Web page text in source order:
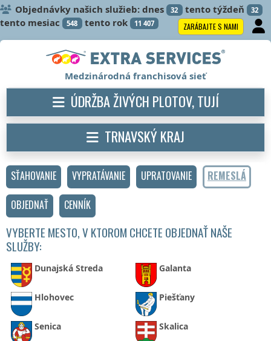
Objednávky našich služieb: dnes 32 tento týždeň 32
tento mesiac 548 tento rok 11 407 ZARÁBAJTE S NAMI
SŤAHOVANIE VYPRATÁVANIE UPRATOVANIE
REMESLÁ
OBJEDNAŤ
CENNÍK
VYBERTE MESTO, V KTOROM CHCETE OBJEDNAŤ NAŠE
SLUŽBY:
Dunajská Streda Galanta
Hlohovec Piešťany
Senica Skalica
Medzinárodná franchisová sieť
ÚDRŽBA ŽIVÝCH PLOTOV, TUJÍ
TRNAVSKÝ KRAJ